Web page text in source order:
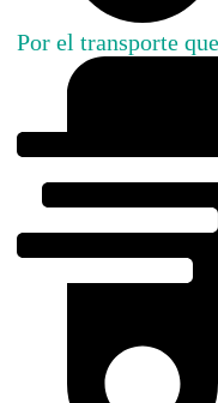
Por el transporte